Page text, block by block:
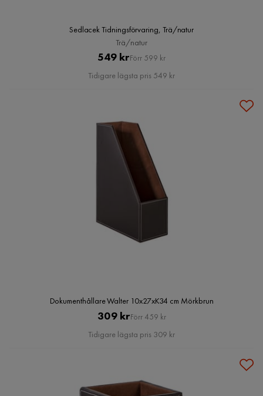
Sedlacek Tidningsförvaring, Trä/natur
Trä/natur
Pris
549 krOriginal
Pris
Förr 599 kr
Tidigare lägsta pris 549 kr
Dokumenthållare Walter 10x27xK34 cm Mörkbrun
Pris
309 krOriginal
Pris
Förr 459 kr
Tidigare lägsta pris 309 kr